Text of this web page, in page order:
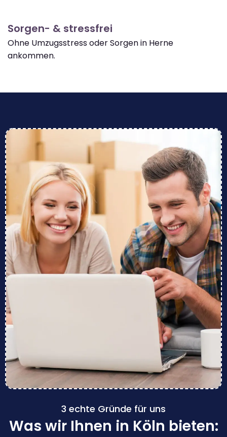
Sorgen- & stressfrei
Ohne Umzugsstress oder Sorgen in Herne
ankommen.
3 echte Gründe für uns
Was wir Ihnen in Köln bieten: